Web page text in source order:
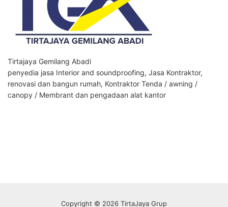
Tirtajaya Gemilang Abadi
penyedia jasa Interior and soundproofing, Jasa Kontraktor,
renovasi dan bangun rumah, Kontraktor Tenda / awning /
canopy / Membrant dan pengadaan alat kantor
Copyright © 2026 TirtaJaya Grup